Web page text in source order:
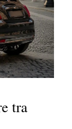
tra